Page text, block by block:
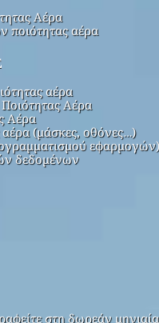
Αέρα
ποιότητας αέρα
αέρα
Αέρα
Αέρα
(μάσκες, οθόνες…)
εφαρμογών)
δεδομένων
στη δωρεάν